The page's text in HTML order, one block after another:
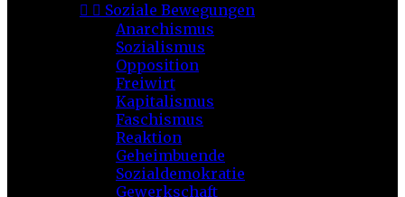
  Soziale Bewegungen
Anarchismus
Sozialismus
Opposition
Freiwirt
Kapitalismus
Faschismus
Reaktion
Geheimbuende
Sozialdemokratie
Gewerkschaft